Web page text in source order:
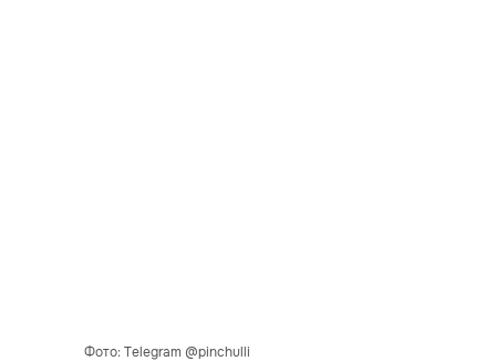
Фото: Telegram @pinchulli